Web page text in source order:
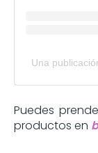
Una
Puedes
productos en